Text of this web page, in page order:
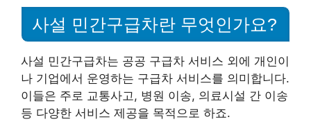
사설 민간구급차란 무엇인가요?
사설 민간구급차는 공공 구급차 서비스 외에 개인이
나 기업에서 운영하는 구급차 서비스를 의미합니다.
이들은 주로 교통사고, 병원 이송, 의료시설 간 이송
등 다양한 서비스 제공을 목적으로 하죠.